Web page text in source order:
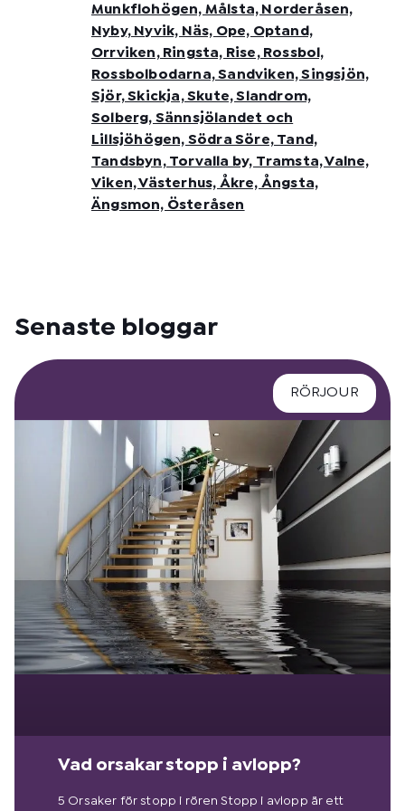
Munkflohögen, Målsta, Norderåsen,
Nyby, Nyvik, Näs, Ope, Optand,
Orrviken, Ringsta, Rise, Rossbol,
Rossbolbodarna, Sandviken, Singsjön,
Sjör, Skickja, Skute, Slandrom,
Solberg, Sännsjölandet och
Lillsjöhögen, Södra Söre, Tand,
Tandsbyn, Torvalla by, Tramsta, Valne,
Viken, Västerhus, Åkre, Ångsta,
Ängsmon, Österåsen
Senaste bloggar
RÖRJOUR
Vad orsakar stopp i avlopp?
5 Orsaker för stopp i rören Stopp i avlopp är ett